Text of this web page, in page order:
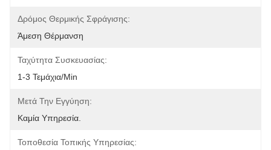
Δρόμος Θερμικής Σφράγισης:
Άμεση Θέρμανση
Ταχύτητα Συσκευασίας:
1-3 Τεμάχια/min
Μετά Την Εγγύηση:
Καμία Υπηρεσία.
Τοποθεσία Τοπικής Υπηρεσίας: